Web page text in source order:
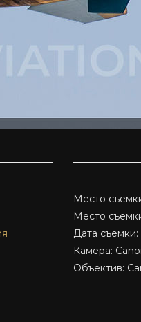
Место
Место
Дата съемки:
Камера:
Объектив: